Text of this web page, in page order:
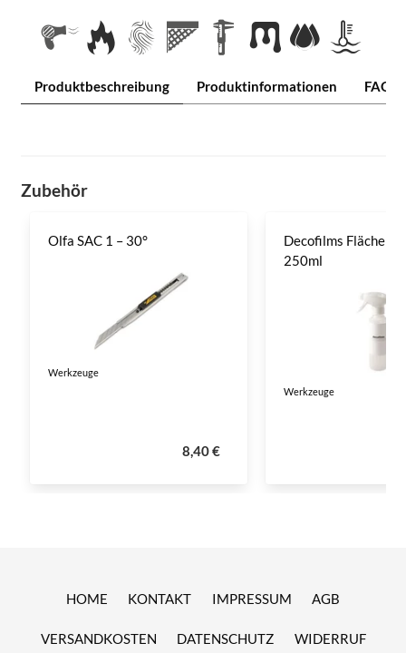
Produktbeschreibung Produktinformationen FAQ
Zubehör
Olfa SAC 1 – 30°
Werkzeuge
8,40 €
Decofilms
250ml
Werkzeuge
HOME KONTAKT IMPRESSUM AGB
VERSANDKOSTEN DATENSCHUTZ WIDERRUF